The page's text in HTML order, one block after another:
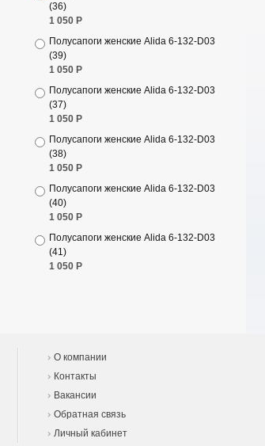
(36)
1 050 Р
Полусапоги женские Alida 6-132-D03
(39)
1 050 Р
Полусапоги женские Alida 6-132-D03
(37)
1 050 Р
Полусапоги женские Alida 6-132-D03
(38)
1 050 Р
Полусапоги женские Alida 6-132-D03
(40)
1 050 Р
Полусапоги женские Alida 6-132-D03
(41)
1 050 Р
О компании
Контакты
Вакансии
Обратная связь
Личный кабинет